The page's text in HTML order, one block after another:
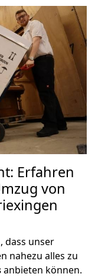
Erfahren
von
dass unser
nahezu alles zu
anbieten können.